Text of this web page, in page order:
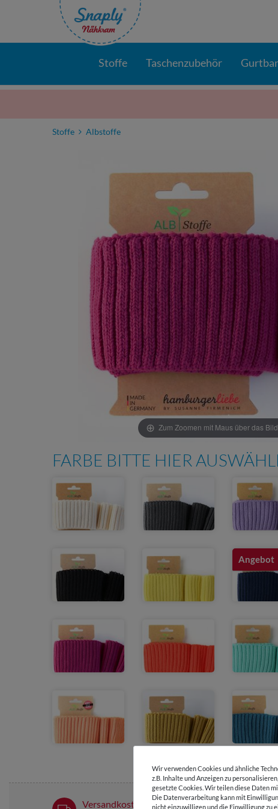
Stoffe Taschenzubehör
Stoffe Albstoffe
Zum Zoomen mit Maus über das
FARBE BITTE HIER
Angebot
Versandkostenfrei ab 60 € -
Wir verwenden Cookies und ähnliche
z.B. Inhalte und Anzeigen zu
gesetzte Cookies. Wir teilen diese Daten
Die Datenverarbeitung kann mit
nicht einzuwilligen und die Einwilligung zu